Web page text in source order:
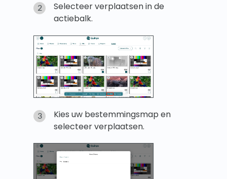
Selecteer verplaatsen in de
actiebalk.
Kies uw bestemmingsmap en
selecteer verplaatsen.